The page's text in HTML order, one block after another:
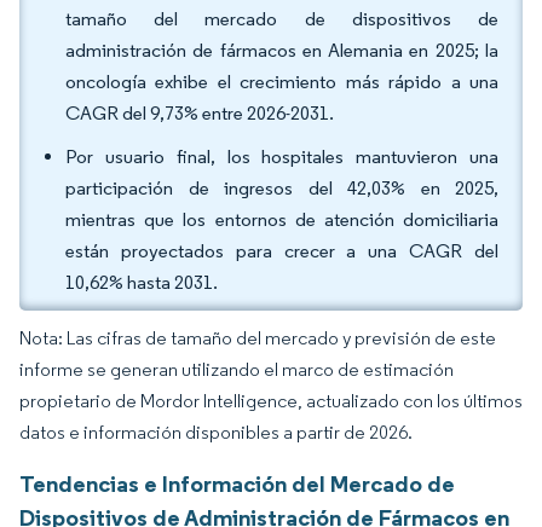
tamaño del mercado de dispositivos de
administración de fármacos en Alemania en 2025; la
oncología exhibe el crecimiento más rápido a una
CAGR del 9,73% entre 2026-2031.
Por usuario final, los hospitales mantuvieron una
participación de ingresos del 42,03% en 2025,
mientras que los entornos de atención domiciliaria
están proyectados para crecer a una CAGR del
10,62% hasta 2031.
Nota: Las cifras de tamaño del mercado y previsión de este
informe se generan utilizando el marco de estimación
propietario de Mordor Intelligence, actualizado con los últimos
datos e información disponibles a partir de 2026.
Tendencias e Información del Mercado de
Dispositivos de Administración de Fármacos en